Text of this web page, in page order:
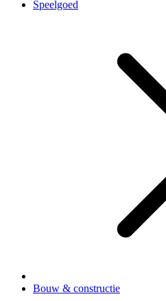
Speelgoed
Bouw & constructie